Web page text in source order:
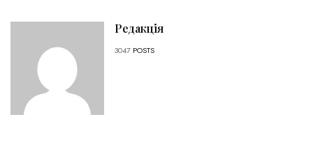
Редакція
3047 POSTS